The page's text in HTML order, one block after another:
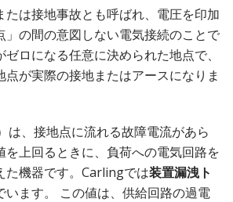
たは接地事故とも呼ばれ、電圧を印加
」の間の意図しない電気接続のことで
ロになる任意に決められた地点で、
点が実際の接地またはアースになりま
は、接地点に流れる故障電流があら
を上回るときに、負荷への電気回路を
た機器です。Carlingでは装置漏洩ト
います。 この値は、供給回路の過電